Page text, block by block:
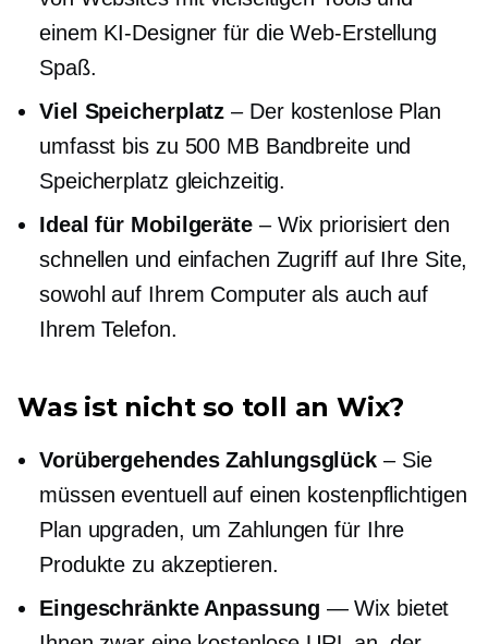
einem KI-Designer für die Web-Erstellung
Spaß.
Viel Speicherplatz – Der kostenlose Plan
umfasst bis zu 500 MB Bandbreite und
Speicherplatz gleichzeitig.
Ideal für Mobilgeräte– Wix priorisiert den
schnellen und einfachen Zugriff auf Ihre Site,
sowohl auf Ihrem Computer als auch auf
Ihrem Telefon.
Was ist nicht so toll an Wix?
Vorübergehendes Zahlungsglück – Sie
müssen eventuell auf einen kostenpflichtigen
Plan upgraden, um Zahlungen für Ihre
Produkte zu akzeptieren.
Eingeschränkte Anpassung — Wix bietet